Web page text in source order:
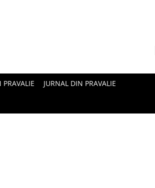
PRAVALIE JURNAL DIN PRAVALIE